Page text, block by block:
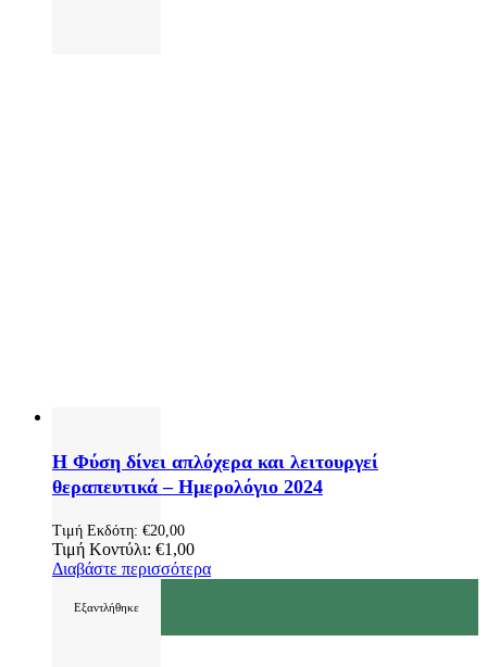
Η Φύση δίνει απλόχερα και λειτουργεί
θεραπευτικά – Ημερολόγιο 2024
Τιμή Εκδότη: €20,00
Τιμή Κοντύλι: €1,00
Διαβάστε περισσότερα
Εξαντλήθηκε